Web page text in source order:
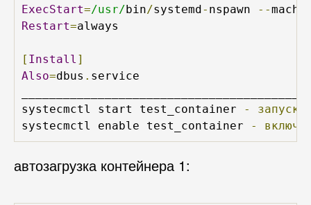
ExecStart=/usr/bin/systemd- nspawn --
Restart=always
[ Install ]
Also=dbus . service
systecmctl start test_container
- запуск
systecmctl enable test_container
-
автозагрузка контейнера 1: